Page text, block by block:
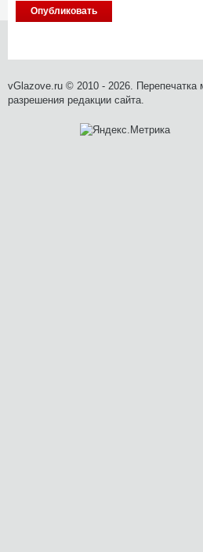
vGlazove.ru © 2010 - 2026. Перепечатка
разрешения редакции сайта.